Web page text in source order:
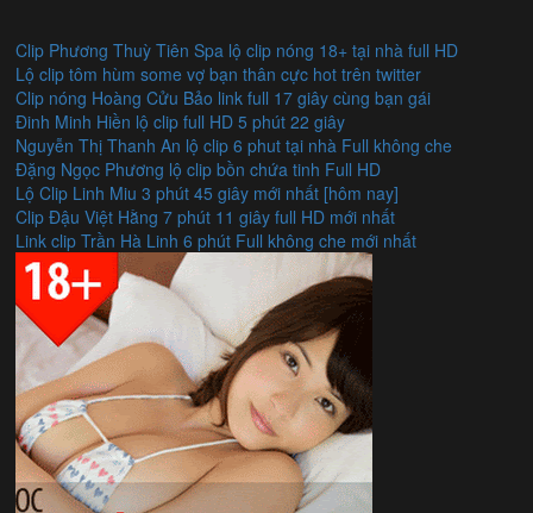
Clip Phương Thuỳ Tiên Spa lộ clip nóng 18+ tại nhà full HD
Lộ clip tôm hùm some vợ bạn thân cực hot trên twitter
Clip nóng Hoàng Cửu Bảo link full 17 giây cùng bạn gái
Đinh Minh Hiền lộ clip full HD 5 phút 22 giây
Nguyễn Thị Thanh An lộ clip 6 phut tại nhà Full không che
Đặng Ngọc Phương lộ clip bồn chứa tinh Full HD
Lộ Clip Linh Miu 3 phút 45 giây mới nhất [hôm nay]
Clip Đậu Việt Hằng 7 phút 11 giây full HD mới nhất
Link clip Trần Hà Linh 6 phút Full không che mới nhất